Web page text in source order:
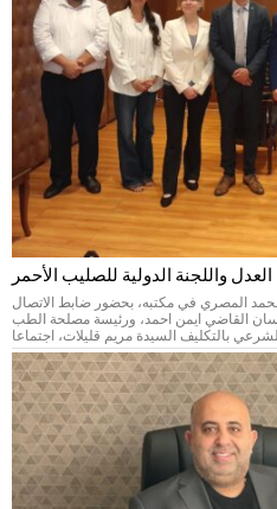
واللجنة الدولية للصليب الأحمر
المصري في مكتبه، بحضور ضابط الاتصال
القاضي ايمن احمد، ورئيسة مصلحة الطب
بالتكليف السيدة مريم قليلات، اجتماعا